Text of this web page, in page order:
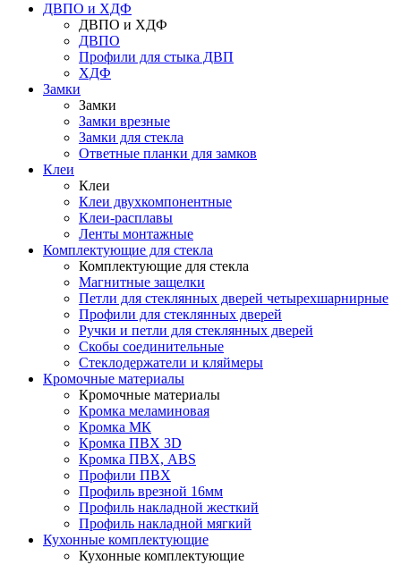
ДВПО и ХДФ
ДВПО и ХДФ
ДВПО
Профили для стыка ДВП
ХДФ
Замки
Замки
Замки врезные
Замки для стекла
Ответные планки для замков
Клеи
Клеи
Клеи двухкомпонентные
Клеи-расплавы
Ленты монтажные
Комплектующие для стекла
Комплектующие для стекла
Магнитные защелки
Петли для стеклянных дверей четырехшарнирные
Профили для стеклянных дверей
Ручки и петли для стеклянных дверей
Скобы соединительные
Стеклодержатели и кляймеры
Кромочные материалы
Кромочные материалы
Кромка меламиновая
Кромка МК
Кромка ПВХ 3D
Кромка ПВХ, ABS
Профили ПВХ
Профиль врезной 16мм
Профиль накладной жесткий
Профиль накладной мягкий
Кухонные комплектующие
Кухонные комплектующие